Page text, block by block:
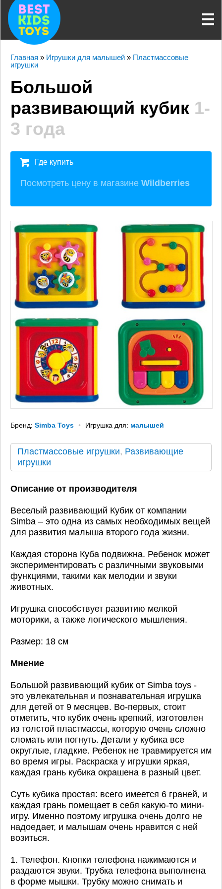
Главная » Игрушки для малышей » Пластмассовые
игрушки
Большой
развивающий кубик 1-
3 года
Где купить
Посмотреть цену в магазине Wildberries
Бренд: Simba Toys Игрушка для: малышей
Пластмассовые игрушки, Развивающие
игрушки
Описание от производителя
Веселый развивающий Кубик от компании
Simba – это одна из самых необходимых вещей
для развития малыша второго года жизни.
Каждая сторона Куба подвижна. Ребенок может
экспериментировать с различными звуковыми
функциями, такими как мелодии и звуки
животных.
Игрушка способствует развитию мелкой
моторики, а также логического мышления.
Размер: 18 см
Мнение
Большой развивающий кубик от Simba toys -
это увлекательная и познавательная игрушка
для детей от 9 месяцев. Во-первых, стоит
отметить, что кубик очень крепкий, изготовлен
из толстой пластмассы, которую очень сложно
сломать или погнуть. Детали у кубика все
округлые, гладкие. Ребенок не травмируется им
во время игры. Раскраска у игрушки яркая,
каждая грань кубика окрашена в разный цвет.
Суть кубика простая: всего имеется 6 граней, и
каждая грань помещает в себя какую-то мини-
игру. Именно поэтому игрушка очень долго не
надоедает, и малышам очень нравится с ней
возиться.
1. Телефон. Кнопки телефона нажимаются и
раздаются звуки. Трубка телефона выполнена
в форме мышки. Трубку можно снимать и